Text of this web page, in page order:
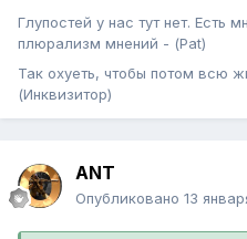
Глупостей у нас тут нет. Есть
плюрализм мнений - (Pat)
Так охуеть, чтобы потом всю
(Инквизитор)
ANT
Опубликовано 13